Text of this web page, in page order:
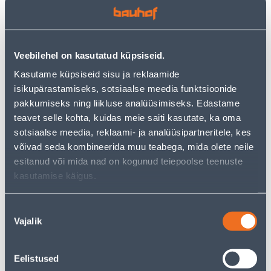
Veebilehel on kasutatud küpsiseid.
Kasutame küpsiseid sisu ja reklaamide
isikupärastamiseks, sotsiaalse meedia funktsioonide
pakkumiseks ning liikluse analüüsimiseks. Edastame
teavet selle kohta, kuidas meie saiti kasutate, ka oma
sotsiaalse meedia, reklaami- ja analüüsipartneritele, kes
võivad seda kombineerida muu teabega, mida olete neile
esitanud või mida nad on kogunud teiepoolse teenuste
kasutamise käigus.
valik
Vajalik
Eelistused
LÜLITI 1-NE VILMA
VALGUSEGA QR MOCCA
RAAMITA
4.89 € /tk
LÜLITI 2-NE VILMA QR
MOCCA RAAMITA
4 .99 €